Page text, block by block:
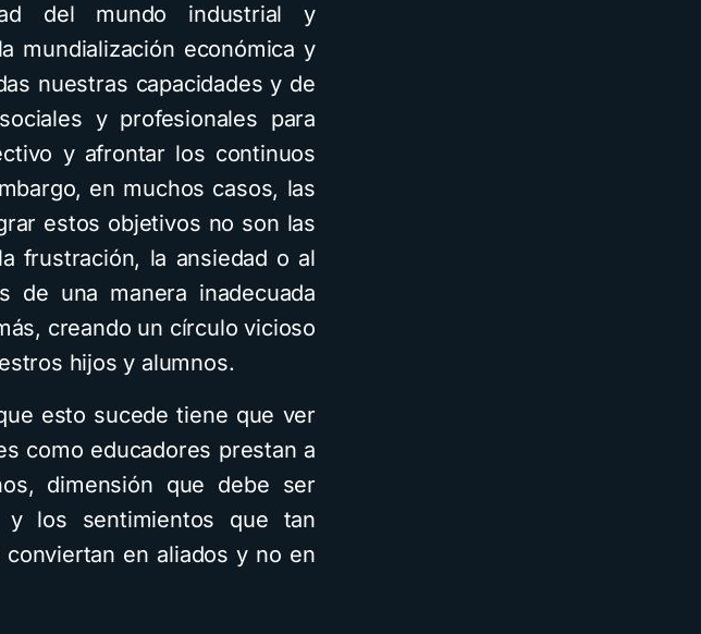
del mundo industrial y
mundialización económica y
nuestras capacidades y de
y profesionales para
y afrontar los continuos
en muchos casos, las
estos objetivos no son las
frustración, la ansiedad o al
de una manera inadecuada
creando un círculo vicioso
hijos y alumnos.
esto sucede tiene que ver
como educadores prestan a
dimensión que debe ser
y los sentimientos que tan
en aliados y no en